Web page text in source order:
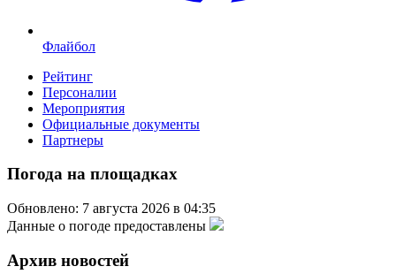
Флайбол
Рейтинг
Персоналии
Мероприятия
Официальные документы
Партнеры
Погода на площадках
Обновлено: 7 августа 2026 в 04:35
Данные о погоде предоставлены
Архив новостей